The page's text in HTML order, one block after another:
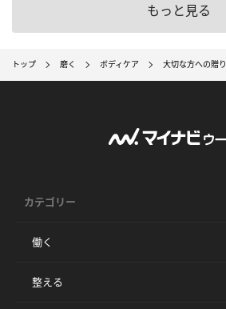
もっと見る
トップ 磨く ボディケア 大切な方への贈
カテゴリー
働く
整える